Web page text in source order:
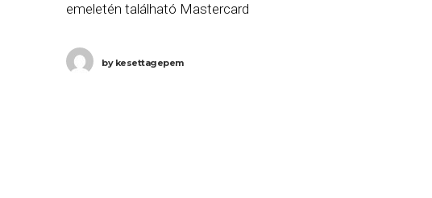
emeletén található Mastercard
miután 2019-ben megszűnt a Wizz
bykesettagepem